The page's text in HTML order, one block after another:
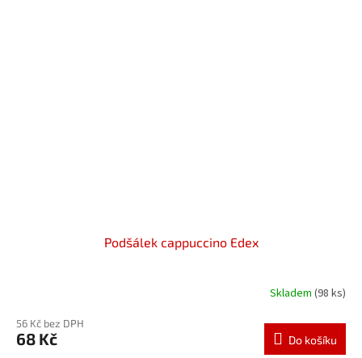
Podšálek cappuccino Edex
Skladem (98 ks)
56 Kč bez DPH
68 Kč Do košíku